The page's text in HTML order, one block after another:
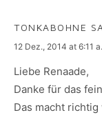
TONKABOHNE
says:
12 Dez., 2014 at 6:11
Liebe Renaade,
Danke für das
Das macht